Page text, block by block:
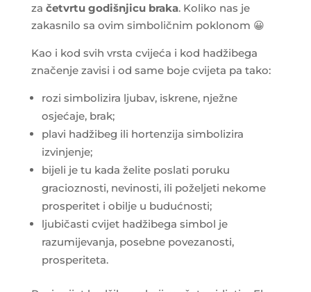
za četvrtu godišnjicu braka. Koliko nas je
zakasnilo sa ovim simboličnim poklonom 😀
Kao i kod svih vrsta cvijeća i kod hadžibega
značenje zavisi i od same boje cvijeta pa tako:
rozi simbolizira ljubav, iskrene, nježne
osjećaje, brak;
plavi hadžibeg ili hortenzija simbolizira
izvinjenje;
bijeli je tu kada želite poslati poruku
gracioznosti, nevinosti, ili poželjeti nekome
prosperitet i obilje u budućnosti;
ljubičasti cvijet hadžibega simbol je
razumijevanja, posebne povezanosti,
prosperiteta.